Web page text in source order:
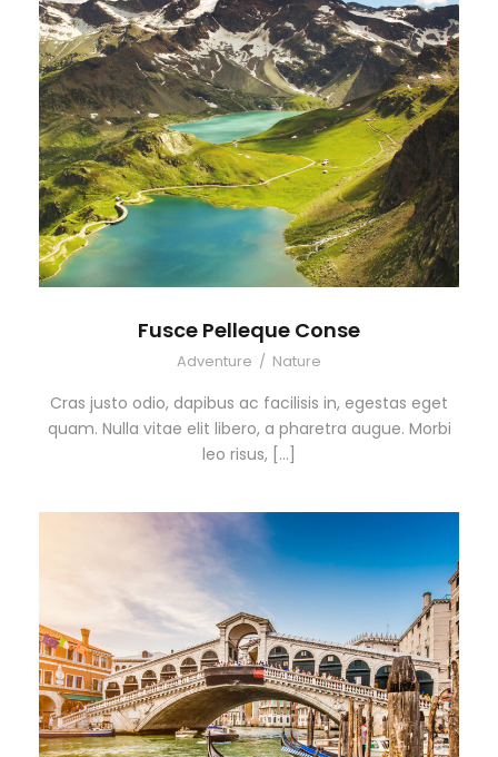
Fusce Pelleque Conse
Adventure / Nature
Cras justo odio, dapibus ac facilisis in, egestas eget
quam. Nulla vitae elit libero, a pharetra augue. Morbi
leo risus, […]